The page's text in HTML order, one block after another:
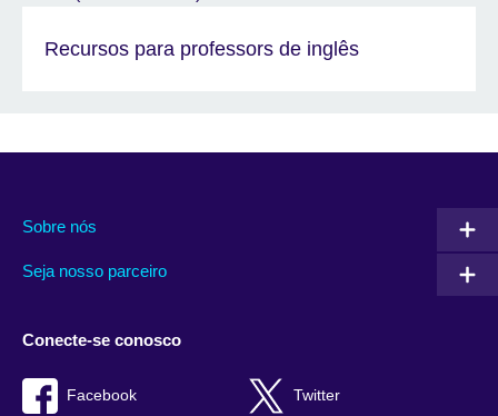
Recursos para professors de inglês
Sobre nós
Seja nosso parceiro
Conecte-se conosco
Facebook Twitter